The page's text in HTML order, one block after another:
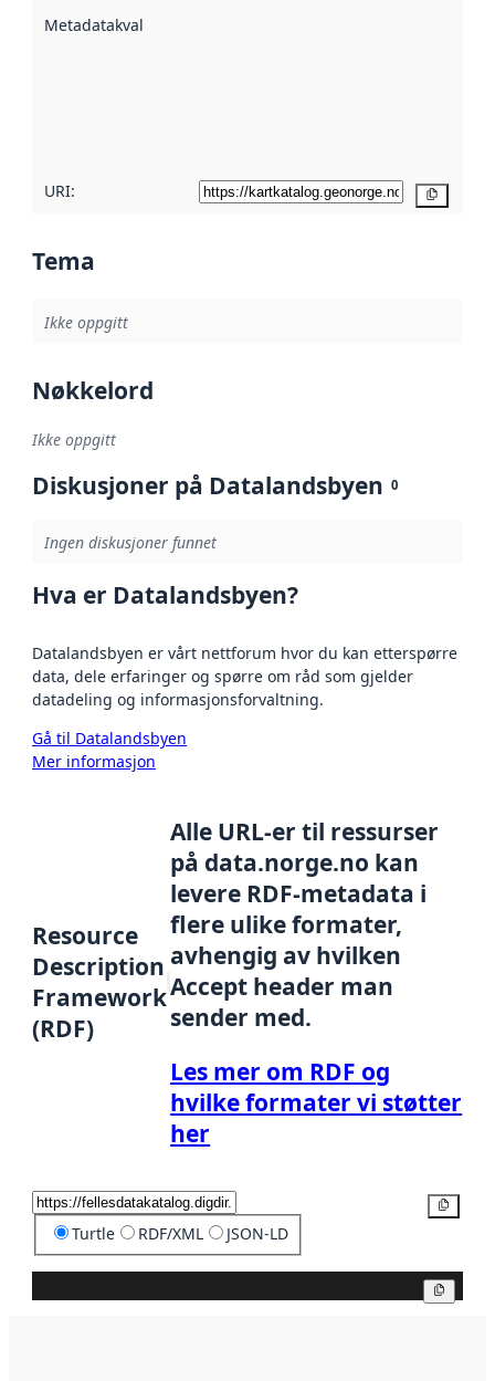
Metadatakvalitet
URI:
Tema
Ikke oppgitt
Nøkkelord
Ikke oppgitt
Diskusjoner på Datalandsbyen 0
Ingen diskusjoner funnet
Hva er Datalandsbyen?
Datalandsbyen er vårt nettforum hvor du kan etterspørre
data, dele erfaringer og spørre om råd som gjelder
datadeling og informasjonsforvaltning.
Gå til Datalandsbyen
Mer informasjon
Resource
Description
Framework
(RDF)
Alle URL-er til ressurser
på data.norge.no kan
levere RDF-metadata i
flere ulike formater,
avhengig av hvilken
Accept header man
sender med.
Les mer om RDF og
hvilke formater vi støtter
her
Turtle RDF/XML JSON-LD